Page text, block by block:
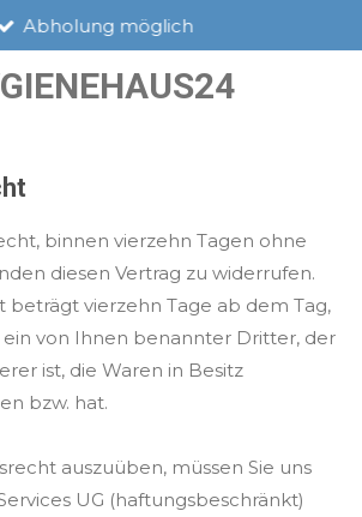
Abholung möglich
binnen vierzehn Tagen ohne
diesen Vertrag zu widerrufen.
beträgt vierzehn Tage ab dem Tag,
ein von Ihnen benannter Dritter, der
ist, die Waren in Besitz
bzw. hat.
auszuüben, müssen Sie uns
UG (haftungsbeschränkt)